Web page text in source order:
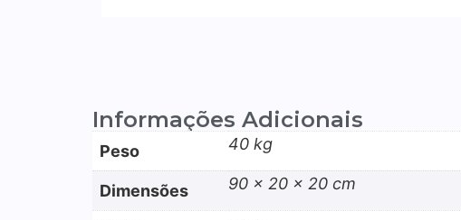
Informações Adicionais
Peso 40 kg
Dimensões 90 × 20 × 20 cm